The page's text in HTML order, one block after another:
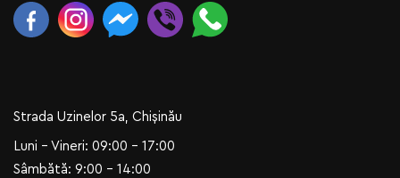
Strada Uzinelor 5a, Chișinău
Luni - Vineri: 09:00 - 17:00
Sâmbătă: 9:00 - 14:00